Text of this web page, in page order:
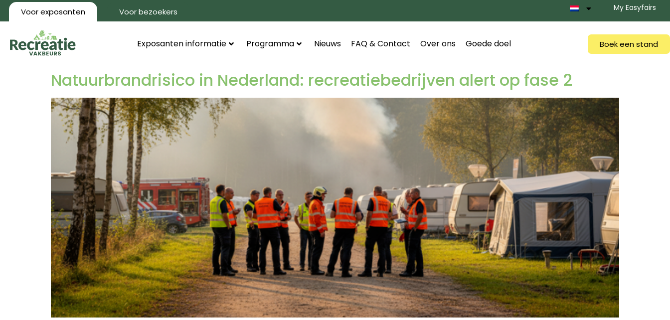
Voor exposanten Voor bezoekers My Easyfairs
Exposanten informatie Programma Nieuws FAQ & Contact Over ons Goede doel Boek een stand
Natuurbrandrisico in Nederland: recreatiebedrijven alert op fase 2